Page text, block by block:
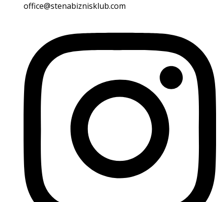
office@stenabiznisklub.com